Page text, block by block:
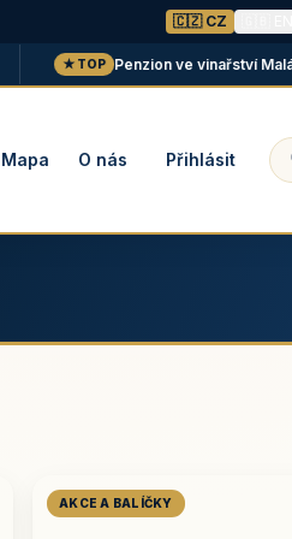
🇨🇿 CZ
★ TOP Penzion ve vinařství Maláník
Mapa O nás Přihlásit
AKCE A BALÍČKY